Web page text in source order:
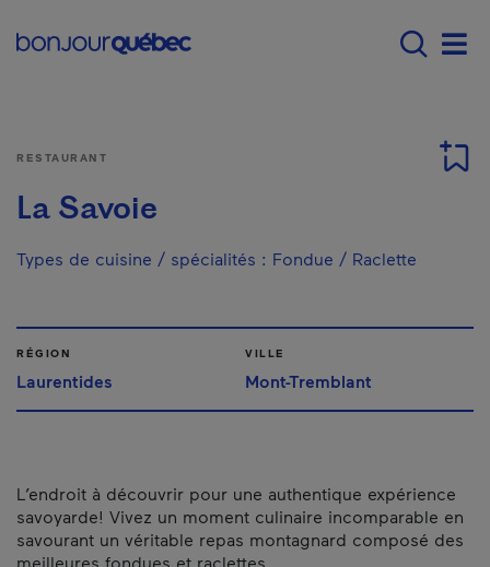
Main navigation -
RESTAURANT
La Savoie
Types de cuisine / spécialités : Fondue / Raclette
RÉGION
Laurentides
VILLE
Mont-Tremblant
L’endroit à découvrir pour une authentique expérience
savoyarde! Vivez un moment culinaire incomparable en
savourant un véritable repas montagnard composé des
meilleures fondues et raclettes.